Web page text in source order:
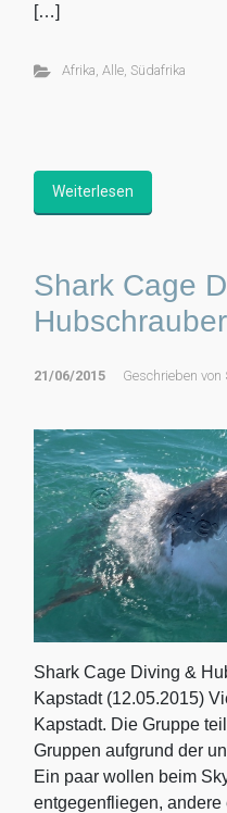
[…]
Afrika Alle, Südafrika
Weiterlesen
Shark Cage
21/06/2015 Geschrieben von
Shark Cage Diving &
Kapstadt (12.05.2015)
Kapstadt. Die Gruppe
Gruppen aufgrund der
Ein paar wollen beim
entgegenfliegen,